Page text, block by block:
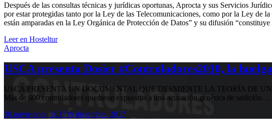
Después de las consultas técnicas y jurídicas oportunas, Aprocta y sus Servicios
por estar protegidas tanto por la Ley de las Telecomunicaciones, como por la Ley de
están amparadas en la Ley Orgánica de Protección de Datos” y su difusión
Leer en Hosteltur
Aprocta
USCA presenta Dosier #Controladores2010, la
USCA PRESENTA UN DOCUMENTAL QUE DESMIENTE LA TEORÍA DE
Más de 600 controladores quedaron expuestos a una acusación genérica de sedición…
30 noviembre, 201719 diciembre, 2017